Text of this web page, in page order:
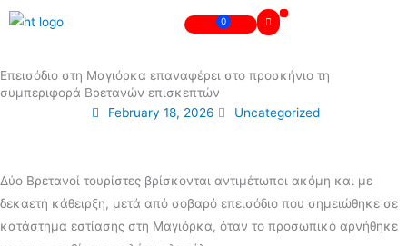
Skip
0
Cart
Επεισόδιο στη Μαγιόρκα επαναφέρει στο προσκήνιο τη
συμπεριφορά Βρετανών επισκεπτών
February 18, 2026
Uncategorized
Δύο Βρετανοί τουρίστες βρίσκονται αντιμέτωποι ακόμη και με
δεκαετή κάθειρξη, μετά από σοβαρό επεισόδιο που σημειώθηκε σε
κατάστημα εστίασης στη Μαγιόρκα, όταν το προσωπικό αρνήθηκε